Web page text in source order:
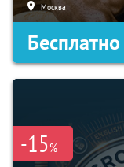
Москва
Бесплатно
-15%